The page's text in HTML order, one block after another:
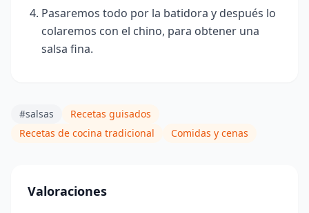
Pasaremos todo por la batidora y después lo
colaremos con el chino, para obtener una
salsa fina.
#salsas
Recetas guisados
Recetas de cocina tradicional
Comidas y cenas
Valoraciones